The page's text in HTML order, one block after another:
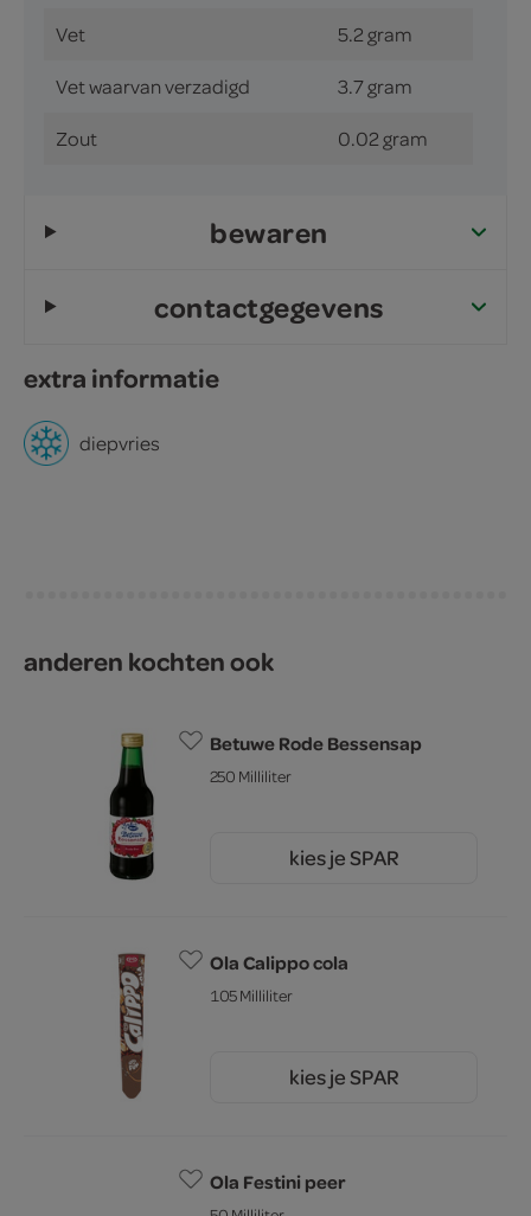
Vet 5.2 gram
Vet waarvan verzadigd 3.7 gram
Zout 0.02 gram
bewaren
contactgegevens
extra informatie
diepvries
anderen kochten ook
Betuwe Rode Bessensap
250 Milliliter
kies je SPAR
Ola Calippo cola
105 Milliliter
kies je SPAR
Ola Festini peer